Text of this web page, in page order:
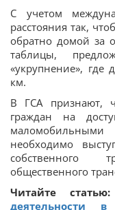
С учетом
расстояния так,
обратно домой за
таблицы,
«укрупнение», где
км.
В ГСА признают,
граждан на
необходимо
собственного
общественного
Читайте
деятельности